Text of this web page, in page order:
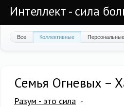
Интеллект - сила
Все Коллективные Персональные
Семья Огневых –
Разум - это сила